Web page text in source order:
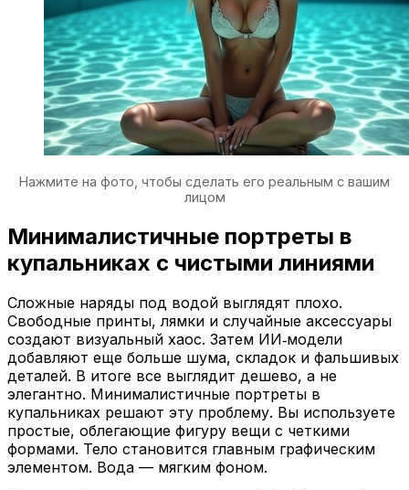
Нажмите на фото, чтобы сделать его реальным с вашим
лицом
Минималистичные портреты в
купальниках с чистыми линиями
Сложные наряды под водой выглядят плохо.
Свободные принты, лямки и случайные аксессуары
создают визуальный хаос. Затем ИИ‑модели
добавляют еще больше шума, складок и фальшивых
деталей. В итоге все выглядит дешево, а не
элегантно. Минималистичные портреты в
купальниках решают эту проблему. Вы используете
простые, облегающие фигуру вещи с четкими
формами. Тело становится главным графическим
элементом. Вода — мягким фоном.